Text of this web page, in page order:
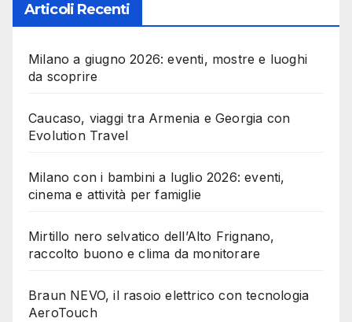
Articoli Recenti
Milano a giugno 2026: eventi, mostre e luoghi
da scoprire
Caucaso, viaggi tra Armenia e Georgia con
Evolution Travel
Milano con i bambini a luglio 2026: eventi,
cinema e attività per famiglie
Mirtillo nero selvatico dell’Alto Frignano,
raccolto buono e clima da monitorare
Braun NEVO, il rasoio elettrico con tecnologia
AeroTouch